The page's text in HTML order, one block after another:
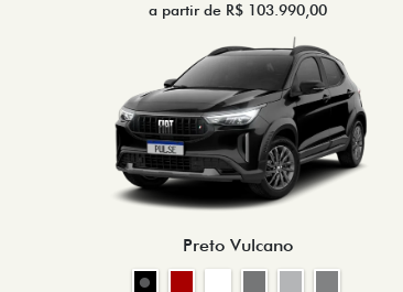
a partir de R$ 103.990,00
Preto Vulcano